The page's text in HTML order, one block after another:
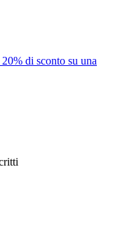
di sconto su una